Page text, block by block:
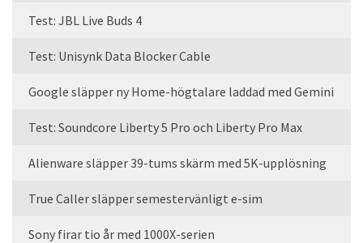
Test: JBL Live Buds 4
Test: Unisynk Data Blocker Cable
Google släpper ny Home-högtalare laddad med Gemini
Test: Soundcore Liberty 5 Pro och Liberty Pro Max
Alienware släpper 39-tums skärm med 5K-upplösning
True Caller släpper semestervänligt e-sim
Sony firar tio år med 1000X-serien